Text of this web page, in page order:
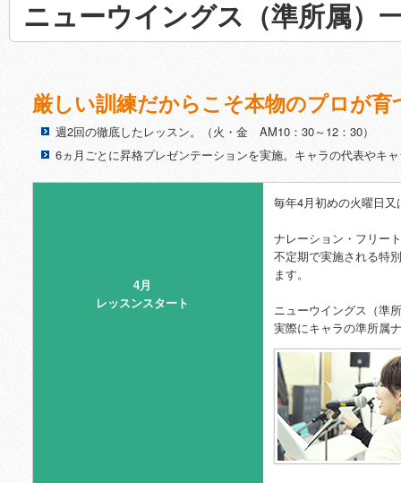
ニューウイングス（準所属）
厳しい訓練だからこそ本物のプロが育
週2回の徹底したレッスン。（火・金 AM10：30～12：30）
6ヵ月ごとに昇格プレゼンテーションを実施。キャラの代表やキ
4月
レッスンスタート
毎年4月初めの火曜日
ナレーション・フリー
不定期で実施される特
ます。
ニューウイングス（準
実際にキャラの準所属